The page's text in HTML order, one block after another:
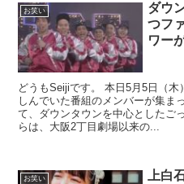
お笑い
ダウ
つフ
ワー
どうもSeijiです。 本日5月5日（
しんでいた番組のメンバーが集ま
て、ダウンタウンを中心としたご
らは、大阪2丁目劇場以来の...
お笑い
上白